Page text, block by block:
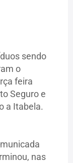
sendo
o
feira
Seguro e
a Itabela.
nas